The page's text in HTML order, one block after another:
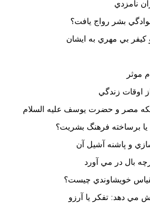
نامزدي
بشر رواج يافت؟
كيفر بي مهري به ايشان
اوقات زندگي
مصر و حضرت يوسف عليه السلام
برساخته فرهنگ بشريت؟
و پاشنه آشيل آن
بال در مي آورد
خويشاوندي چيست؟
مي دهد: تفكر يا آرزو